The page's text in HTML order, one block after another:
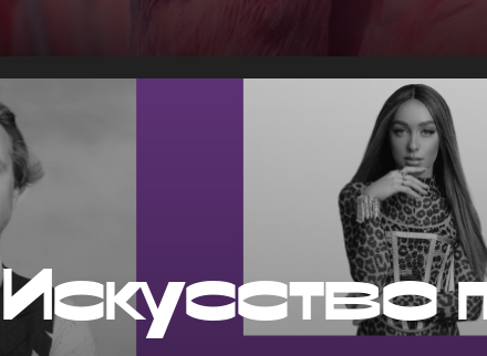
Искусство